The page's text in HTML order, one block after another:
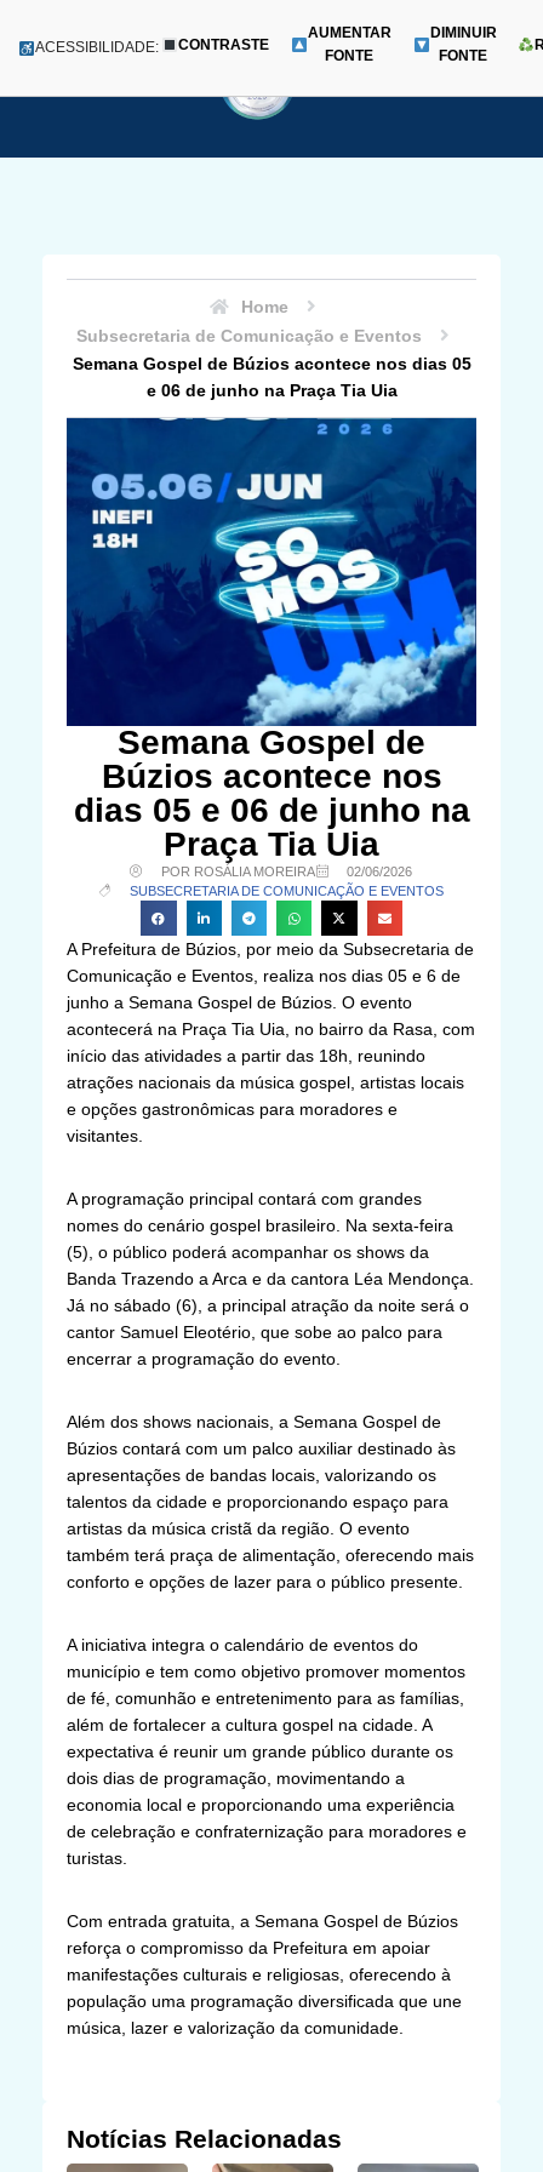
para
Menu
ACESSIBILIDADE: CONTRASTE
AUMENTAR
FONTE
DIMINUIR
FONTE
Home
Subsecretaria de Comunicação e Eventos
Semana Gospel de Búzios acontece nos dias 05
e 06 de junho na Praça Tia Uia
Semana Gospel de
Búzios acontece nos
dias 05 e 06 de junho na
Praça Tia Uia
POR ROSÁLIA MOREIRA
02/06/2026
SUBSECRETARIA DE COMUNICAÇÃO E EVENTOS
A Prefeitura de Búzios, por meio da Subsecretaria de
Comunicação e Eventos, realiza nos dias 05 e 6 de
junho a Semana Gospel de Búzios. O evento
acontecerá na Praça Tia Uia, no bairro da Rasa, com
início das atividades a partir das 18h, reunindo
atrações nacionais da música gospel, artistas locais
e opções gastronômicas para moradores e
visitantes.
A programação principal contará com grandes
nomes do cenário gospel brasileiro. Na sexta-feira
(5), o público poderá acompanhar os shows da
Banda Trazendo a Arca e da cantora Léa Mendonça.
Já no sábado (6), a principal atração da noite será o
cantor Samuel Eleotério, que sobe ao palco para
encerrar a programação do evento.
Além dos shows nacionais, a Semana Gospel de
Búzios contará com um palco auxiliar destinado às
apresentações de bandas locais, valorizando os
talentos da cidade e proporcionando espaço para
artistas da música cristã da região. O evento
também terá praça de alimentação, oferecendo mais
conforto e opções de lazer para o público presente.
A iniciativa integra o calendário de eventos do
município e tem como objetivo promover momentos
de fé, comunhão e entretenimento para as famílias,
além de fortalecer a cultura gospel na cidade. A
expectativa é reunir um grande público durante os
dois dias de programação, movimentando a
economia local e proporcionando uma experiência
de celebração e confraternização para moradores e
turistas.
Com entrada gratuita, a Semana Gospel de Búzios
reforça o compromisso da Prefeitura em apoiar
manifestações culturais e religiosas, oferecendo à
população uma programação diversificada que une
música, lazer e valorização da comunidade.
Notícias Relacionadas